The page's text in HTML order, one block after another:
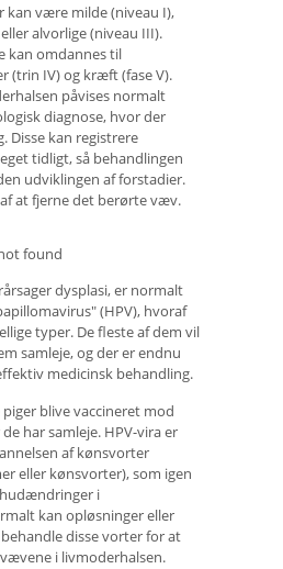
kan være milde (niveau I),
alvorlige (niveau III).
kan omdannes til
(trin IV) og kræft (fase V).
påvises normalt
diagnose, hvor der
Disse kan registrere
tidligt, så behandlingen
udviklingen af ​​forstadier.
at fjerne det berørte væv.
found
dysplasi, er normalt
(HPV), hvoraf
typer. De fleste af dem vil
samleje, og der er endnu
medicinsk behandling.
blive vaccineret mod
har samleje. HPV-vira er
af ​​kønsvorter
eller kønsvorter), som igen
i
kan opløsninger eller
disse vorter for at
i livmoderhalsen.